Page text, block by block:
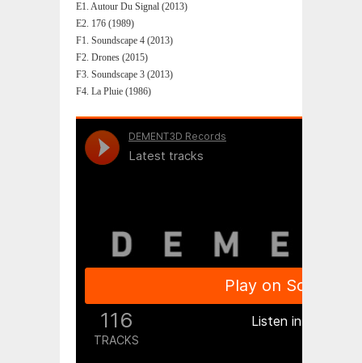
E1. Autour Du Signal (2013)
E2. 176 (1989)
F1. Soundscape 4 (2013)
F2. Drones (2015)
F3. Soundscape 3 (2013)
F4. La Pluie (1986)